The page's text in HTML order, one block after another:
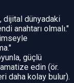
dijital dünyadaki
anahtarı olmalı."
güçlü
edin (ör.
daha kolay bulur).